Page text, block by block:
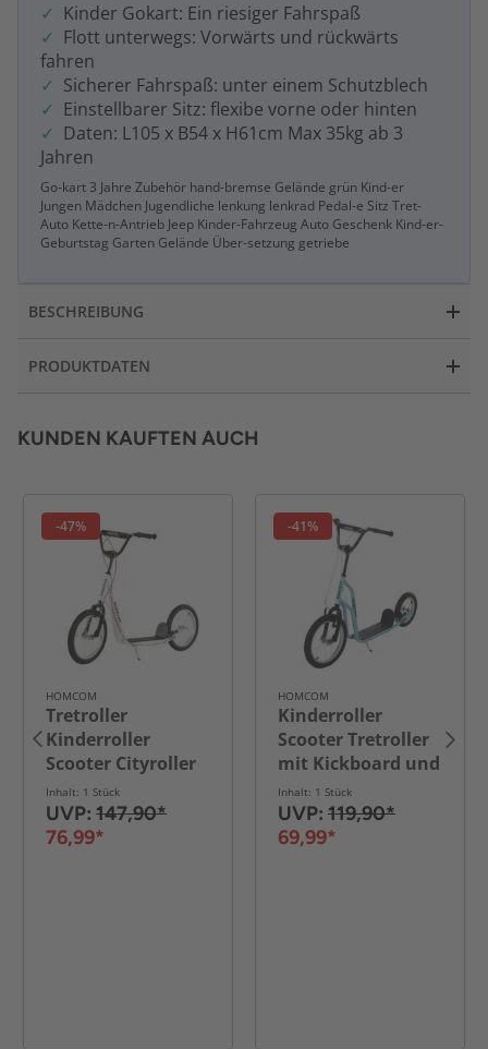
Kinder Gokart: Ein riesiger Fahrspaß
Flott unterwegs: Vorwärts und rückwärts
fahren
Sicherer Fahrspaß: unter einem Schutzblech
Einstellbarer Sitz: flexibe vorne oder hinten
Daten: L105 x B54 x H61cm Max 35kg ab 3
Jahren
Go-kart 3 Jahre Zubehör hand-bremse Gelände grün Kind-er
Jungen Mädchen Jugendliche lenkung lenkrad Pedal-e Sitz Tret-
Auto Kette-n-Antrieb Jeep Kinder-Fahrzeug Auto Geschenk Kind-er-
Geburtstag Garten Gelände Über-setzung getriebe
BESCHREIBUNG
PRODUKTDATEN
KUNDEN KAUFTEN AUCH
-47%
HOMCOM
Tretroller
Kinderroller
Scooter Cityroller
Luftreifen
verstellbar Weiß
Inhalt: 1 Stück
UVP: 147,90*
76,99*
-41%
HOMCOM
Kinderroller
Scooter Tretroller
mit Kickboard und
Luftreifen16/12
Zoll Blau
Inhalt: 1 Stück
UVP: 119,90*
69,99*